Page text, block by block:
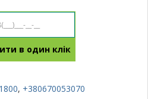
в один клік
, +380670053070